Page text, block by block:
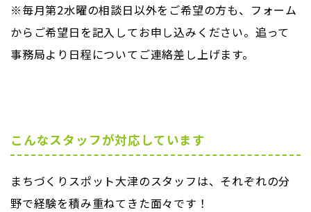
※毎月第2水曜の相談日以外をご希望の方も、フォーム
からご希望日を記入してお申し込みください。追って
事務局より日程についてご連絡差し上げます。
こんなスタッフが対応しています
まちづくりスポット大津のスタッフは、それぞれの分
野で経験を積み重ねてきた面々です！